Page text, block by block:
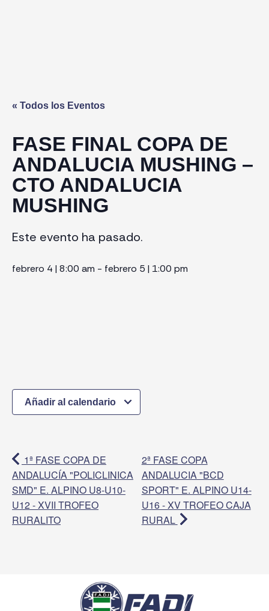
« Todos los Eventos
FASE FINAL COPA DE
ANDALUCIA MUSHING –
CTO ANDALUCIA
MUSHING
Este evento ha pasado.
febrero 4 | 8:00 am - febrero 5 | 1:00 pm
Añadir al calendario
1ª FASE COPA DE
ANDALUCÍA "POLICLINICA
SMD" E. ALPINO U8-U10-
U12 - XVII TROFEO
RURALITO
2ª FASE COPA
ANDALUCIA "BCD
SPORT" E. ALPINO U14-
U16 - XV TROFEO CAJA
RURAL